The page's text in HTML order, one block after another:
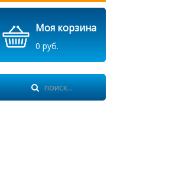
Моя корзина
0 руб.